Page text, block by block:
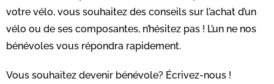
votre vélo, vous souhaitez des conseils sur l’achat d’un
vélo ou de ses composantes, n’hésitez pas ! L’un ne nos
bénévoles vous répondra rapidement.
Vous souhaitez devenir bénévole? Écrivez-nous !